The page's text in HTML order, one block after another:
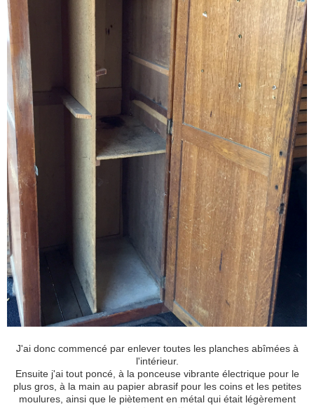
J'ai donc commencé par enlever toutes les planches abîmées à
l'intérieur.
Ensuite j'ai tout poncé, à la ponceuse vibrante électrique pour le
plus gros, à la main au papier abrasif pour les coins et les petites
moulures, ainsi que le piètement en métal qui était légèrement